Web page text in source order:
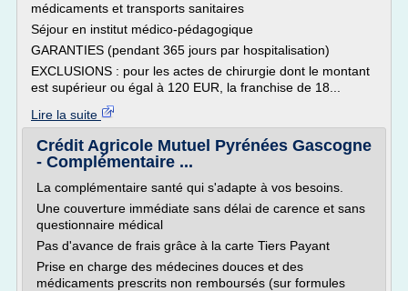
médicaments et transports sanitaires
Séjour en institut médico-pédagogique
GARANTIES (pendant 365 jours par hospitalisation)
EXCLUSIONS : pour les actes de chirurgie dont le montant
est supérieur ou égal à 120 EUR, la franchise de 18...
Lire la suite
Crédit Agricole Mutuel Pyrénées Gascogne
- Complémentaire ...
La complémentaire santé qui s'adapte à vos besoins.
Une couverture immédiate sans délai de carence et sans
questionnaire médical
Pas d'avance de frais grâce à la carte Tiers Payant
Prise en charge des médecines douces et des
médicaments prescrits non remboursés (sur formules